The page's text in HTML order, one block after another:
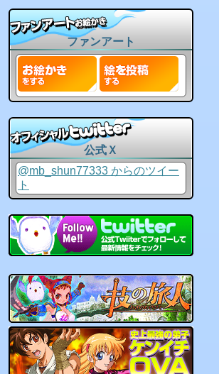
ファンアート
公式Ｘ
@mb_shun77333 からのツイー
ト